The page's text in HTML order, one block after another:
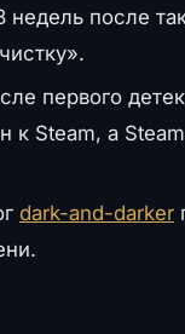
недель после
первого
Steam, а
dark-and-darker